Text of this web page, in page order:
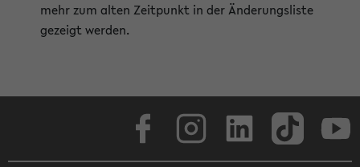
mehr zum alten Zeitpunkt in der Änderungsliste
gezeigt werden.